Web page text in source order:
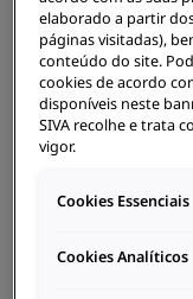
privado. O
utilizadores
elétricos
num só
oferecer
elaborado a partir
páginas visitadas),
conteúdo do site.
cookies de acordo
disponíveis neste
SIVA recolhe e trata
vigor.
Cookies Essenciais
Cookies Analíticos